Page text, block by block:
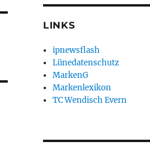
LINKS
ipnewsflash
Lünedatenschutz
MarkenG
Markenlexikon
TC Wendisch Evern